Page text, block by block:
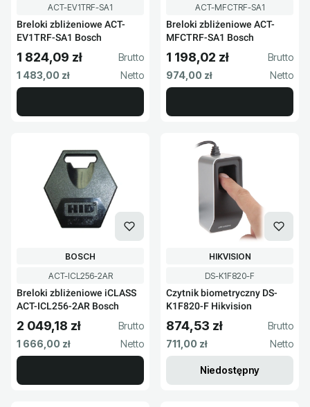
Kod produktu
ACT-EV1TRF-SA1
Breloki zbliżeniowe ACT-
EV1TRF-SA1 Bosch
Cena brutto
1 824,09 zł
Cena netto
1 483,00 zł
Kod produktu
ACT-MFCTRF-SA1
Breloki zbliżeniowe ACT-
MFCTRF-SA1 Bosch
Cena brutto
1 198,02 zł
Cena netto
974,00 zł
Kod produktu
ACT-ICL256-2AR
Breloki zbliżeniowe iCLASS
ACT-ICL256-2AR Bosch
PRODUCENT
BOSCH
Cena brutto
2 049,18 zł
Cena netto
1 666,00 zł
Kod produktu
DS-K1F820-F
Czytnik biometryczny DS-
K1F820-F Hikvision
PRODUCENT
HIKVISION
Cena brutto
874,53 zł
Cena netto
711,00 zł
Niedostępny